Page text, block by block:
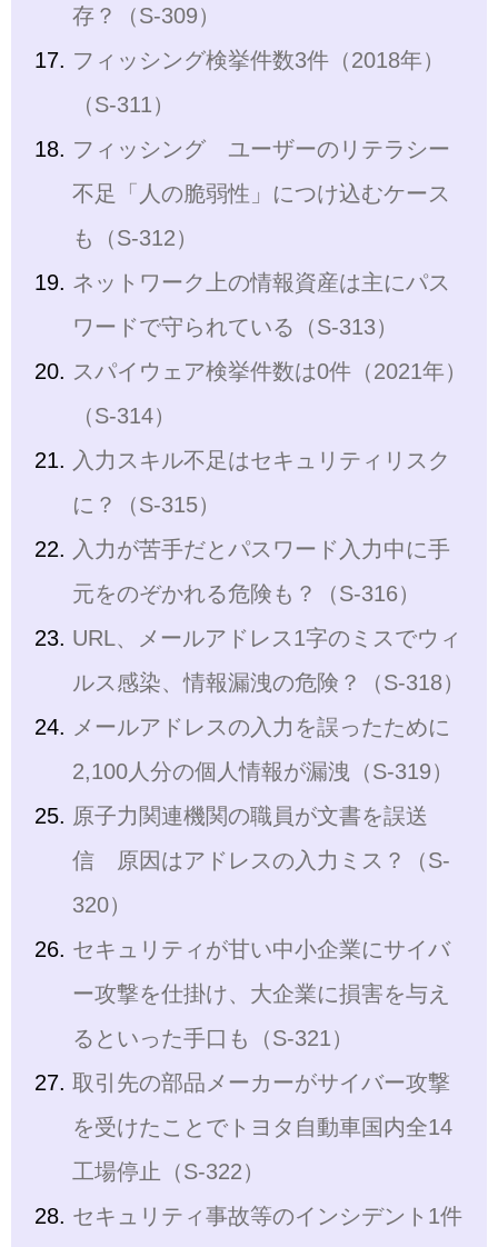
存？（S-309）
フィッシング検挙件数3件（2018年）
（S-311）
フィッシング ユーザーのリテラシー
不足「人の脆弱性」につけ込むケース
も（S-312）
ネットワーク上の情報資産は主にパス
ワードで守られている（S-313）
スパイウェア検挙件数は0件（2021年）
（S-314）
入力スキル不足はセキュリティリスク
に？（S-315）
入力が苦手だとパスワード入力中に手
元をのぞかれる危険も？（S-316）
URL、メールアドレス1字のミスでウィ
ルス感染、情報漏洩の危険？（S-318）
メールアドレスの入力を誤ったために
2,100人分の個人情報が漏洩（S-319）
原子力関連機関の職員が文書を誤送
信 原因はアドレスの入力ミス？（S-
320）
セキュリティが甘い中小企業にサイバ
ー攻撃を仕掛け、大企業に損害を与え
るといった手口も（S-321）
取引先の部品メーカーがサイバー攻撃
を受けたことでトヨタ自動車国内全14
工場停止（S-322）
セキュリティ事故等のインシデント1件